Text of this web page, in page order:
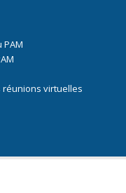
PAM
virtuelles